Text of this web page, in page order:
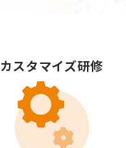
カスタマイズ研修